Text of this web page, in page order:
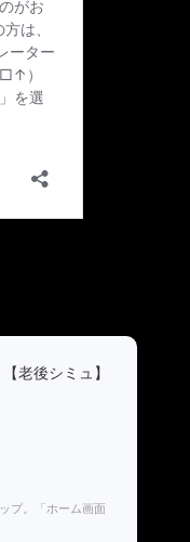
老後シミュ】
プ。「ホーム画面